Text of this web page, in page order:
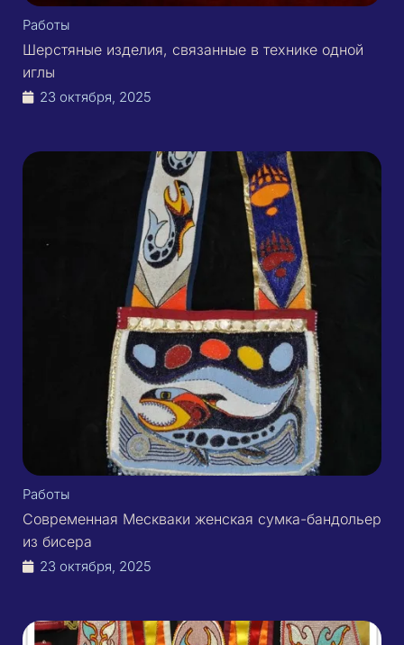
Работы
Шерстяные изделия, связанные в технике одной
иглы
23 октября, 2025
Работы
Современная Мескваки женская сумка-бандольер
из бисера
23 октября, 2025